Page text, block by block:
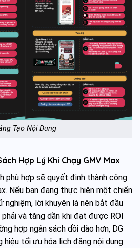
Tạo Nội Dung
Hợp Lý Khi Chạy GMV Max
phù hợp sẽ quyết định thành công
Nếu bạn đang thực hiện một chiến
nghiệm, lời khuyên là nên bắt đầu
và tăng dần khi đạt được ROI
hợp ngân sách dồi dào hơn, DG
tối ưu hóa lịch đăng nội dung